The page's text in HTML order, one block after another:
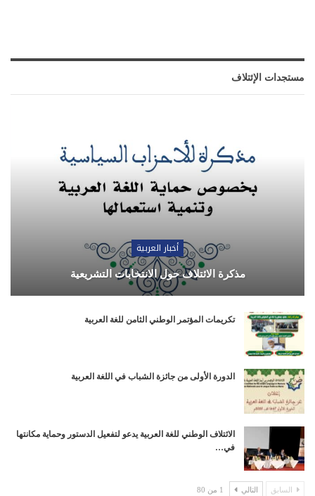
مستجدات الإئتلاف
أخبار العربية
مذكرة الائتلاف حول الانتخابات التشريعية
تكريمات المؤتمر الوطني الثامن للغة العربية
الدورة الأولى من جائزة الشباب في اللغة العربية
الائتلاف الوطني للغة العربية يدعو لتفعيل الدستور وحماية مكانتها
في…
السابق التالي 1 من 80